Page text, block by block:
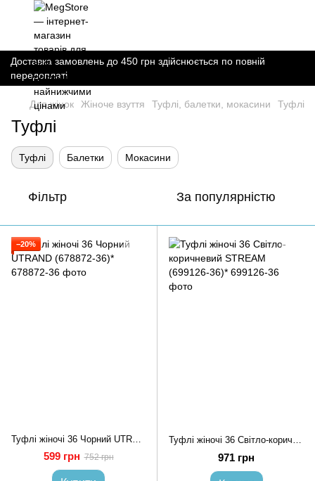
Доставка замовлень до 450 грн здійснюється по повній
передоплаті
Для жінок Жіноче взуття Туфлі, балетки, мокасини Туфлі
Туфлі
Туфлі Балетки Мокасини
Фільтр За популярністю
−20%
599 грн 752 грн
Туфлі жіночі 36 Світло-коричневий STREAM (699126-36)*
971 грн